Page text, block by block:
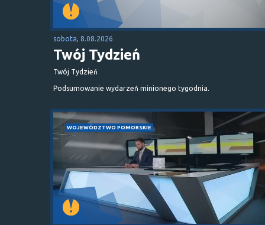
sobota, 8.08.2026
Twój Tydzień
Twój Tydzień
Podsumowanie wydarzeń minionego tygodnia.
WOJEWÓDZTWO POMORSKIE